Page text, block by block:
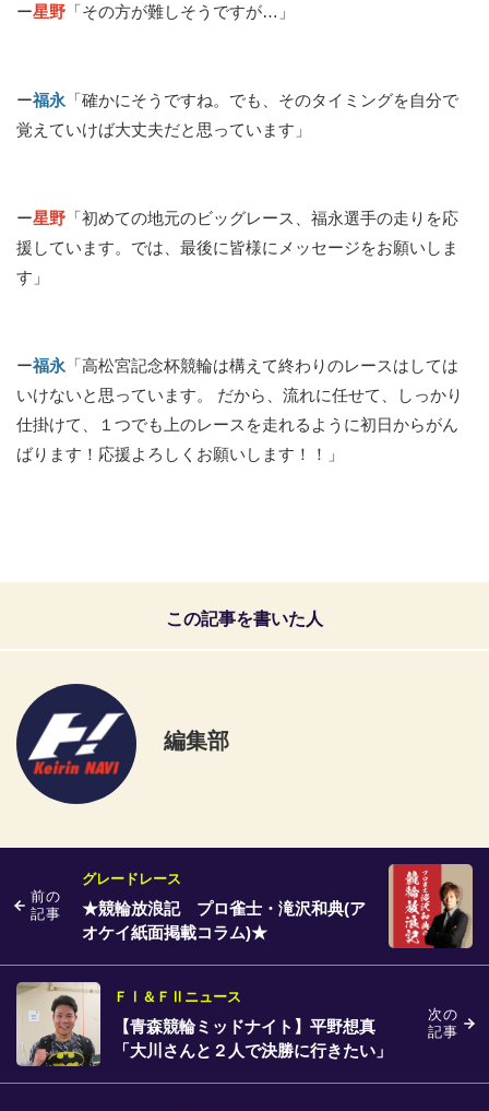
ー星野 「その方が難しそうですが…」
ー福永 「確かにそうですね。でも、そのタイミングを自分で
覚えていけば大丈夫だと思っています」
ー星野 「初めての地元のビッグレース、福永選手の走りを応
援しています。では、最後に皆様にメッセージをお願いしま
す」
ー福永 「高松宮記念杯競輪は構えて終わりのレースはしては
いけないと思っています。 だから、流れに任せて、しっかり
仕掛けて、１つでも上のレースを走れるように初日からがん
ばります！応援よろしくお願いします！！」
この記事を書いた人
編集部
前の
記事
グレードレース
★競輪放浪記 プロ雀士・滝沢和典(ア
オケイ紙面掲載コラム)★
次の
記事
ＦⅠ＆ＦⅡニュース
【青森競輪ミッドナイト】平野想真
「大川さんと２人で決勝に行きたい」